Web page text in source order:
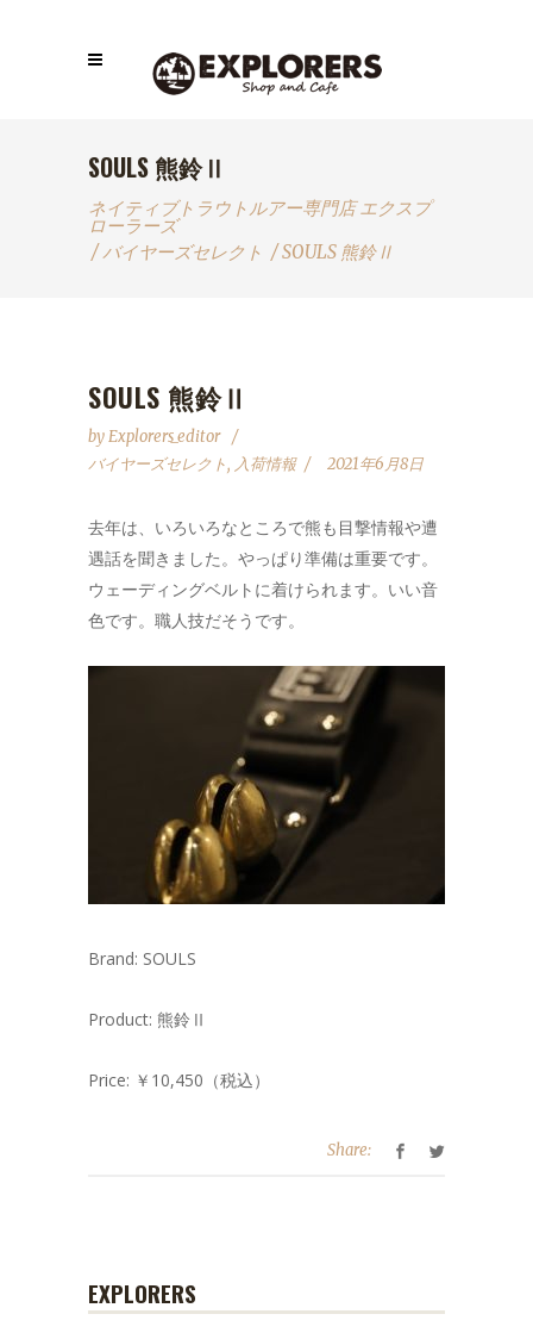
SOULS 熊鈴Ⅱ
ネイティブトラウトルアー専門店 エクスプ
ローラーズ
/バイヤーズセレクト /SOULS 熊鈴Ⅱ
SOULS 熊鈴Ⅱ
byExplorers_editor
バイヤーズセレクト, 入荷情報 2021年6月8日
去年は、いろいろなところで熊も目撃情報や遭
遇話を聞きました。やっぱり準備は重要です。
ウェーディングベルトに着けられます。いい音
色です。職人技だそうです。
Brand: SOULS
Product: 熊鈴Ⅱ
Price: ￥10,450（税込）
Share:
EXPLORERS